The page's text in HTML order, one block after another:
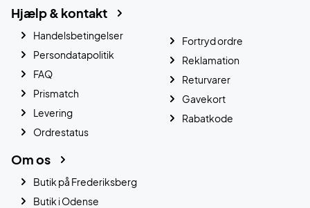
Hjælp & kontakt
Handelsbetingelser
Persondatapolitik
FAQ
Prismatch
Levering
Ordrestatus
Fortryd ordre
Reklamation
Returvarer
Gavekort
Rabatkode
Om os
Butik på Frederiksberg
Butik i Odense